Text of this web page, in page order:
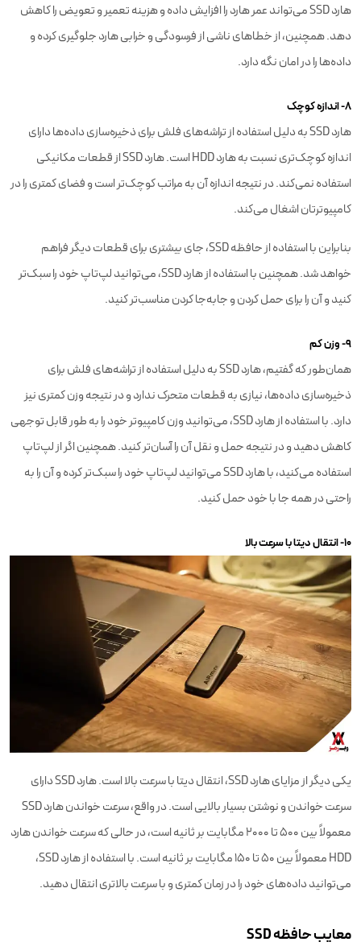
هارد SSD می‌تواند عمر هارد را افزایش داده و هزینه تعمیر و تعویض را کاهش
دهد. همچنین، از خطاهای ناشی از فرسودگی و خرابی هارد جلوگیری کرده و
داده‌ها را در امان نگه دارد.
۸- اندازه کوچک
هارد SSD به دلیل استفاده از تراشه‌های فلش برای ذخیره‌سازی داده‌ها دارای
اندازه کوچک‌تری نسبت به هارد HDD است. هارد SSD از قطعات مکانیکی
استفاده نمی‌کند. در نتیجه اندازه آن به مراتب کوچک‌تر است و فضای کمتری را در
کامپیوترتان اشغال می‌کند.
بنابراین با استفاده از حافظه SSD، جای بیشتری برای قطعات دیگر فراهم
خواهد شد. همچنین با استفاده از هارد SSD، می‌توانید لپ‌تاپ خود را سبک‌تر
کنید و آن را برای حمل کردن و جابه‌جا کردن مناسب‌تر کنید.
۹- وزن کم
همان‌طور که گفتیم، هارد SSD به دلیل استفاده از تراشه‌های فلش برای
ذخیره‌سازی داده‌ها، نیازی به قطعات متحرک ندارد و در نتیجه وزن کمتری نیز
دارد. با استفاده از هارد SSD، می‌توانید وزن کامپیوتر خود را به طور قابل توجهی
کاهش دهید و در نتیجه حمل و نقل آن را آسان‌تر کنید. همچنین اگر از لپ‌تاپ
استفاده می‌کنید، با هارد SSD می‌توانید لپ‌تاپ خود را سبک‌تر کرده و آن را به
راحتی در همه جا با خود حمل کنید.
۱۰- انتقال دیتا با سرعت بالا
یکی دیگر از مزایای هارد SSD، انتقال دیتا با سرعت بالا است. هارد SSD دارای
سرعت خواندن و نوشتن بسیار بالایی است. در واقع، سرعت خواندن هارد SSD
معمولاً بین 500 تا 2000 مگابایت بر ثانیه است، در حالی که سرعت خواندن هارد
HDD معمولاً بین 50 تا 150 مگابایت بر ثانیه است. با استفاده از هارد SSD،
می‌توانید داده‌های خود را در زمان کمتری و با سرعت بالاتری انتقال دهید.
معایب حافظه SSD